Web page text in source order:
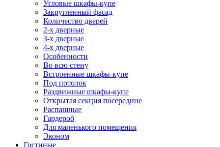
Угловые шкафы-купе
Закругленный фасад
Количество дверей
2-х дверные
3-х дверные
4-х дверные
Особенности
Во всю стену
Встроенные шкафы-купе
Под потолок
Раздвижные шкафы-купе
Открытая секция посередине
Распашные
Гардероб
Для маленького помещения
Эконом
Гостиные